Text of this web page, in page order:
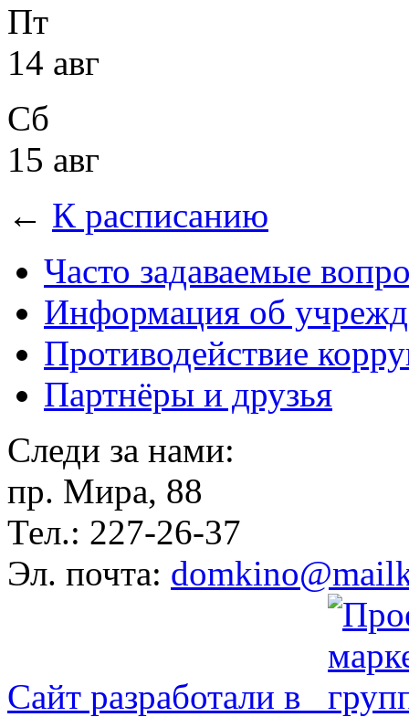
Пт
14 авг
Сб
15 авг
← К расписанию
Часто задаваемые
Информация об
Противодействие
Партнёры и друзья
Следи за нами:
пр. Мира, 88
Тел.: 227-26-37
Эл. почта:
Сайт разработали в